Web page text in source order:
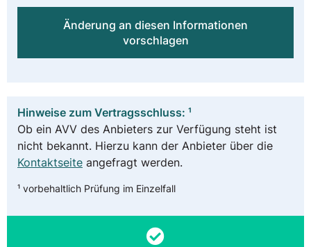
Änderung an diesen Informationen
vorschlagen
Hinweise zum Vertragsschluss: ¹
Ob ein AVV des Anbieters zur Verfügung steht ist
nicht bekannt. Hierzu kann der Anbieter über die
Kontaktseite angefragt werden.
¹ vorbehaltlich Prüfung im Einzelfall